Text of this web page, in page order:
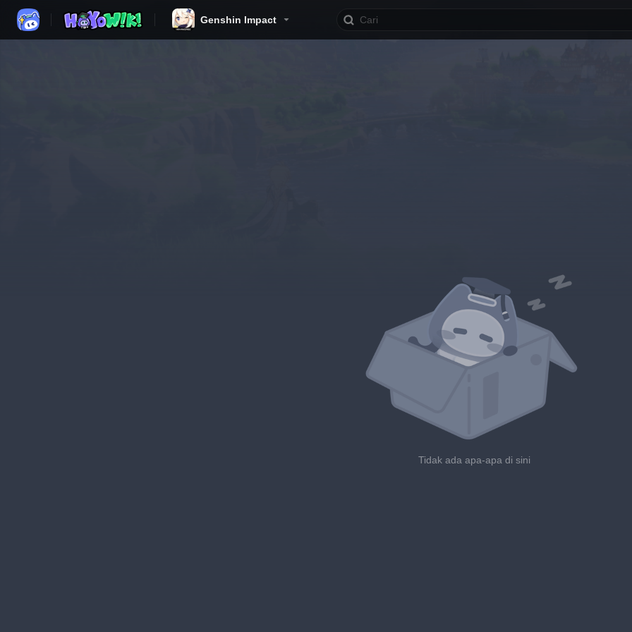
Genshin Impact
Tidak ada apa-apa di sini